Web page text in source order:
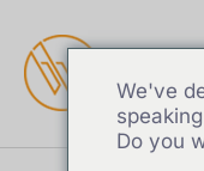
We've
Do you